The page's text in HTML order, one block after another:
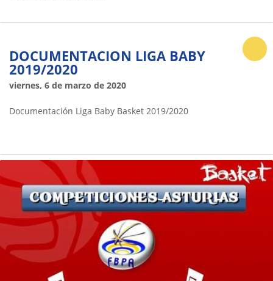
DOCUMENTACION LIGA BABY
2019/2020
viernes, 6 de marzo de 2020
Documentación Liga Baby Basket 2019/2020